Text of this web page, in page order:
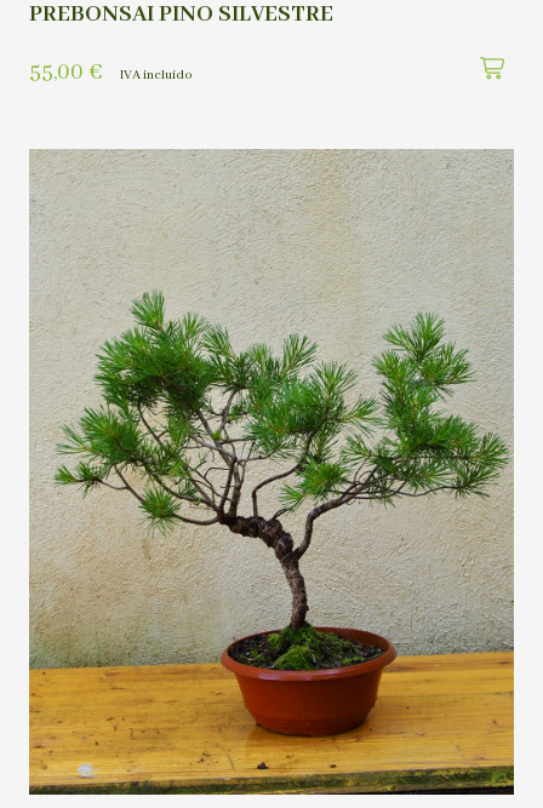
PREBONSAI PINO SILVESTRE
55,00 € IVA incluído